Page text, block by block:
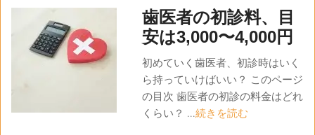
歯医者の初診料、目
安は3,000〜4,000円
初めていく歯医者、初診時はいく
ら持っていけばいい？ このページ
の目次 歯医者の初診の料金はどれ
くらい？ ...続きを読む